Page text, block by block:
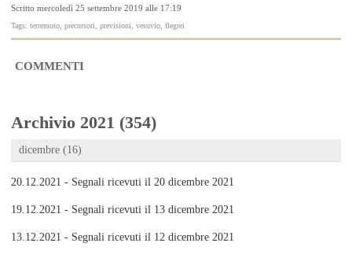
Scritto mercoledì 25 settembre 2019 alle 17:19
Tags: terremoto, precursori, previsioni, vesuvio, flegrei
COMMENTI
Archivio 2021 (354)
dicembre (16)
20.12.2021 - Segnali ricevuti il 20 dicembre 2021
19.12.2021 - Segnali ricevuti il 13 dicembre 2021
13.12.2021 - Segnali ricevuti il 12 dicembre 2021